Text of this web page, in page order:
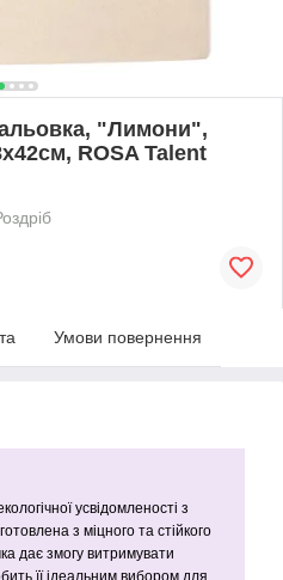
"Лимони",
ROSA Talent
Умови повернення
усвідомленості з
з міцного та стійкого
дає змогу витримувати
її ідеальним вибором для